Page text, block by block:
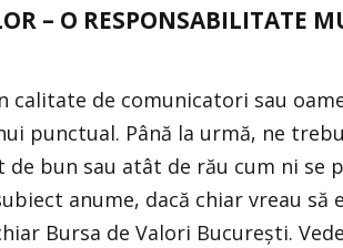
– O RESPONSABILITATE
de comunicatori sau
punctual. Până la urmă, ne
bun sau atât de rău cum ni se
anume, dacă chiar vreau
Bursa de Valori București.